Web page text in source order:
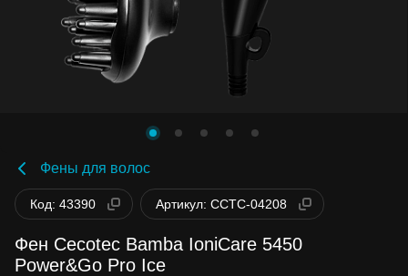
Фены для волос
Код: 43390 Артикул: CCTC-04208
Фен Cecotec Bamba IoniCare 5450
Power&Go Pro Ice